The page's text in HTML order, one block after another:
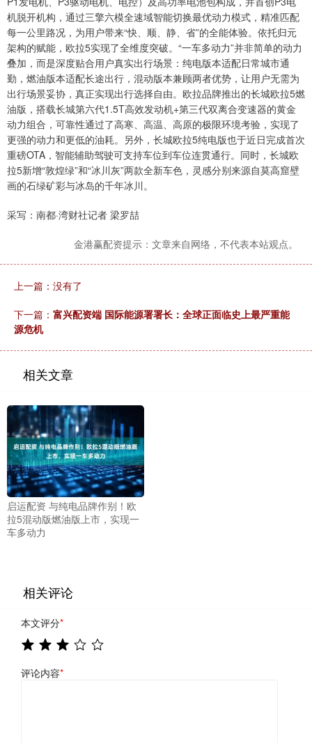
机脱开机构，通过三擎六模全速域智能切换最优动力模式，精准匹配
每一公里路况，为用户带来“快、顺、静、省”的全能体验。依托归元
架构的赋能，欧拉5实现了全维度突破。“一车多动力”并非简单的动力
叠加，而是深度贴合用户真实出行场景：纯电版本适配日常城市通
勤，燃油版本适配长途出行，混动版本兼顾两者优势，让用户无需为
出行场景妥协，真正实现出行选择自由。欧拉品牌推出的长城欧拉5燃
油版，搭载长城第六代1.5T高效发动机+第三代双离合变速器的黄金
动力组合，可靠性通过了高寒、高温、高原的极限环境考验，实现了
更强的动力和更低的油耗。另外，长城欧拉5纯电版也于近日完成首次
重磅OTA，智能辅助驾驶可支持车位到车位连贯通行。同时，长城欧
拉5新增“敦煌绿”和“冰川灰”两款全新车色，灵感分别来源自莫高窟壁
画的石绿矿彩与冰岛的千年冰川。
采写：南都·湾财社记者 梁罗喆
金港赢配资提示：文章来自网络，不代表本站观点。
上一篇：没有了
下一篇： 富兴配资端 国际能源署署长：全球正面临史上最严重能
源危机
相关文章
启运配资 与纯电品牌作别！欧
拉5混动版燃油版上市，实现一
车多动力
相关评论
本文评分*
评论内容*